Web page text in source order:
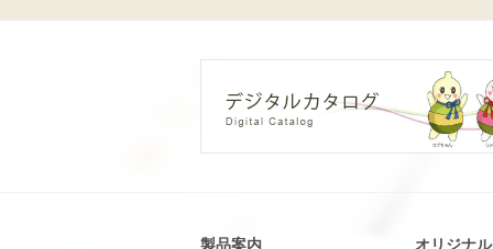
製品案内 オリジナ